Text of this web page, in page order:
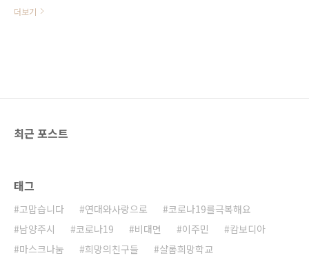
4년 10개월 동안 근무 후 4.14~8.31
절근로가 허용되는 농·어업 분야, 40
연속 근무 □ 근무조건 ◦ (임금) 최
(보험) 산업재해보험 적용(※ 농어가
에서 의무적으로 가입함..
더보기
최근 포스트
태그
고맙습니다 연대와사랑으로
코로나19를극복해요
남양주시
코로나19 비대면 이주민
캄보디아
마스크나눔
희망의친구들
샬롬희망학교